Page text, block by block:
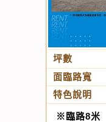
坪數
面臨路寬
特色說明
※臨路8米